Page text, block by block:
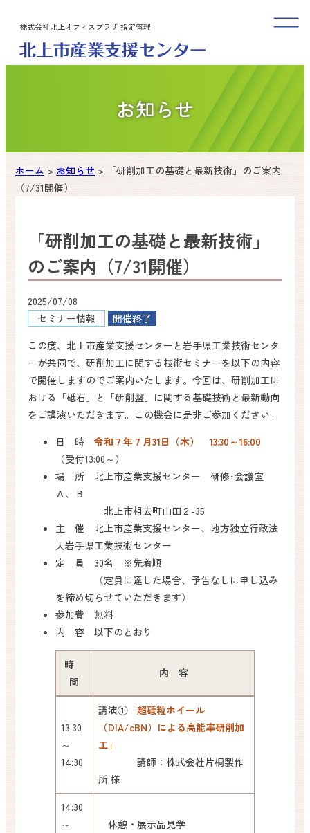
ス
株式会社北上オフィスプラザ 指定管理
お知らせ
ホーム > お知らせ >
「研削加工の基礎と最新技術」のご案内
（7/31開催）
「研削加工の基礎と最新技術」
のご案内（7/31開催）
2025/07/08
セミナー情報
開催終了
この度、北上市産業支援センターと岩手県工業技術センタ
ーが共同で、研削加工に関する技術セミナーを以下の内容
で開催しますのでご案内いたします。今回は、研削加工に
おける「砥石」と「研削盤」に関する基礎技術と最新動向
をご講演いただきます。この機会に是非ご参加ください。
日 時令和７年７月31日（木） 13:30～16:00
（受付13:00～）
場 所 北上市産業支援センター 研修･会議室
Ａ、Ｂ
北上市相去町山田２-35
主 催 北上市産業支援センター、地方独立行政法
人岩手県工業技術センター
定 員 30名 ※先着順
（定員に達した場合、予告なしに申し込み
を締め切らせていただきます）
参加費 無料
内 容 以下のとおり
時
間
内 容
13:30
～
14:30
講演①「超砥粒ホイール
（DIA/cBN）による高能率研削加
工」
講師：株式会社片桐製作
所 様
14:30
～
休憩・展示品見学